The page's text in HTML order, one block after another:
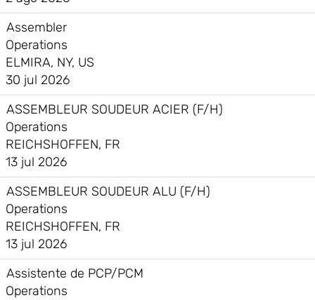
Assembler
Operations
ELMIRA, NY, US
30 jul 2026
ASSEMBLEUR SOUDEUR ACIER (F/H)
Operations
REICHSHOFFEN, FR
13 jul 2026
ASSEMBLEUR SOUDEUR ALU (F/H)
Operations
REICHSHOFFEN, FR
13 jul 2026
Assistente de PCP/PCM
Operations